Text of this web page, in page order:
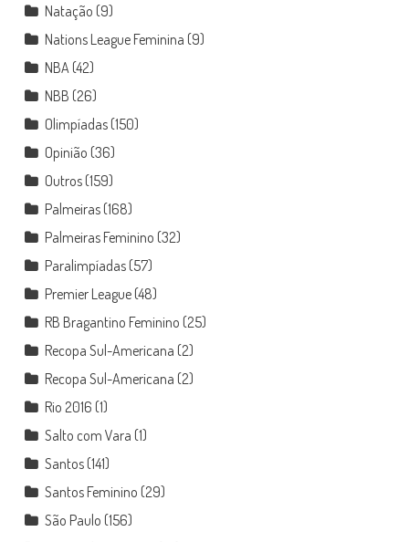
Natação (9)
Nations League Feminina (9)
NBA (42)
NBB (26)
Olimpíadas(150)
Opinião (36)
Outros(159)
Palmeiras(168)
Palmeiras Feminino (32)
Paralimpíadas(57)
Premier League(48)
RB Bragantino Feminino (25)
Recopa Sul-Americana (2)
Recopa Sul-Americana (2)
Rio 2016 (1)
Salto com Vara (1)
Santos(141)
Santos Feminino (29)
São Paulo (156)